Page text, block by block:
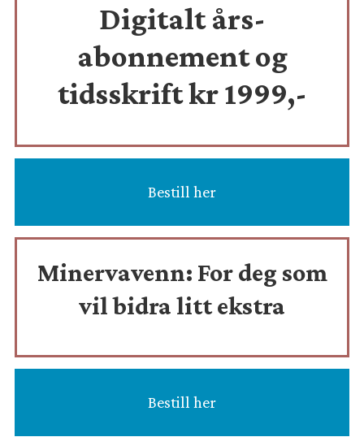
Digitalt års-
abonnement og
tidsskriftkr 1999,-
Bestill her
Minervavenn: For deg som
vil bidra litt ekstra
Bestill her